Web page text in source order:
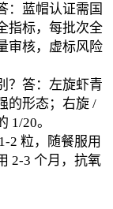
：蓝帽认证需国
指标，每批次全
审核，虚标风险
？答：左旋虾青
的形态；右旋 /
1/20。
2 粒，随餐服用
2-3 个月，抗氧